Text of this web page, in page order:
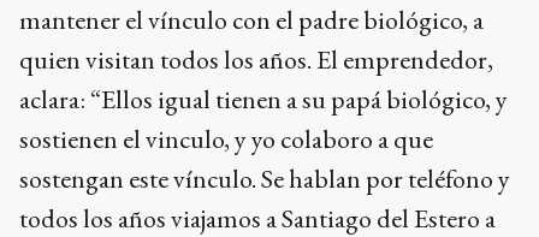
mantener el vínculo con el padre biológico, a
quien visitan todos los años. El emprendedor,
aclara: “Ellos igual tienen a su papá biológico, y
sostienen el vinculo, y yo colaboro a que
sostengan este vínculo. Se hablan por teléfono y
todos los años viajamos a Santiago del Estero a